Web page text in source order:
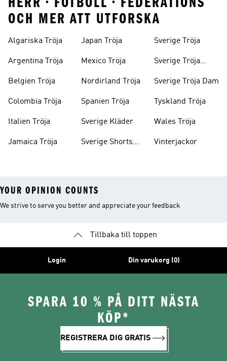
OCH MER ATT UTFORSKA
Algariska Tröja
Argentina Tröja
Belgien Tröja
Colombia Tröja
Italien Tröja
Jamaica Tröja
Japan Tröja
Mexico Tröja
Nordirland Tröja
Spanien Tröja
Sverige Kläder
Sverige Shorts
Sverige Tröja
Sverige Tröja
Sverige Tröja Dam
Tyskland Tröja
Wales Tröja
Vinterjackor
YOUR OPINION COUNTS
We strive to serve you better and appreciate your feedback
Tillbaka till toppen
Login Din varukorg (0)
SPARA 10 % PÅ DITT NÄSTA
KÖP*
REGISTRERA DIG GRATIS